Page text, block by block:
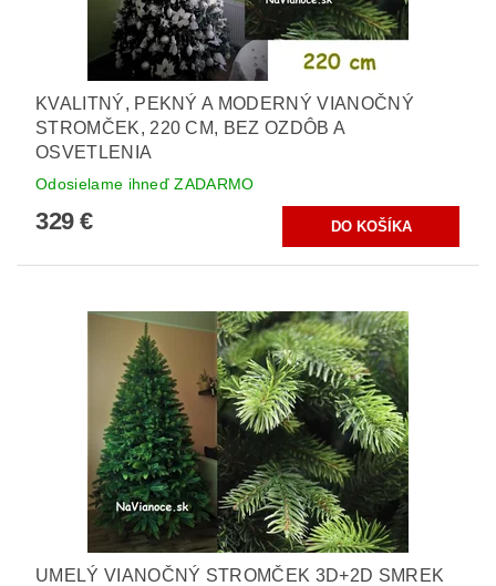
KVALITNÝ, PEKNÝ A MODERNÝ VIANOČNÝ
STROMČEK, 220 CM, BEZ OZDÔB A
OSVETLENIA
Odosielame ihneď ZADARMO
329 €
UMELÝ VIANOČNÝ STROMČEK 3D+2D SMREK